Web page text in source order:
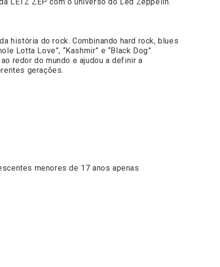
história do rock. Combinando hard rock, blues
Lotta Love”, “Kashmir” e “Black Dog”.
redor do mundo e ajudou a definir a
gerações.
menores de 17 anos apenas